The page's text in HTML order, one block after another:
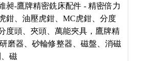
昶-鷹牌精密銑床配件 - 精密倍力
鉗、油壓虎鉗、MC虎鉗、分度
度頭、夾頭、萬能夾具，鷹牌精
磨器、砂輪修整器、磁盤、消磁
磁